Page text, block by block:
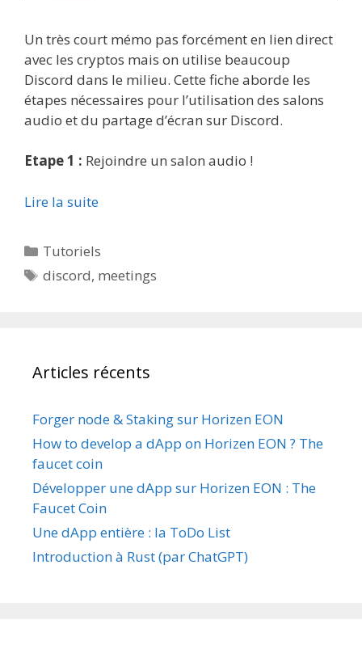
Un très court mémo pas forcément en lien direct
avec les cryptos mais on utilise beaucoup
Discord dans le milieu. Cette fiche aborde les
étapes nécessaires pour l’utilisation des salons
audio et du partage d’écran sur Discord.
Etape 1 : Rejoindre un salon audio !
Lire la suite
Catégories
Tutoriels
Étiquettes
discord, meetings
Articles récents
Forger node & Staking sur Horizen EON
How to develop a dApp on Horizen EON ? The
faucet coin
Développer une dApp sur Horizen EON : The
Faucet Coin
Une dApp entière : la ToDo List
Introduction à Rust (par ChatGPT)